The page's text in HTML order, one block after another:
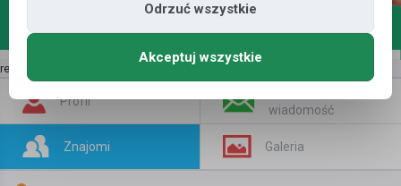
reklama | kup tutaj
Profil
wiadomość
Znajomi Galeria
Odrzuć wszystkie
Akceptuj wszystkie